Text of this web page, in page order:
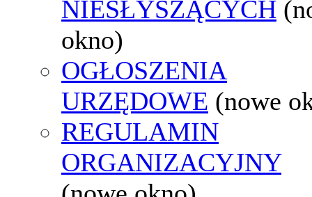
NIESŁYSZĄCYCH
okno)
OGŁOSZENIA
URZĘDOWE (nowe
REGULAMIN
ORGANIZACYJNY